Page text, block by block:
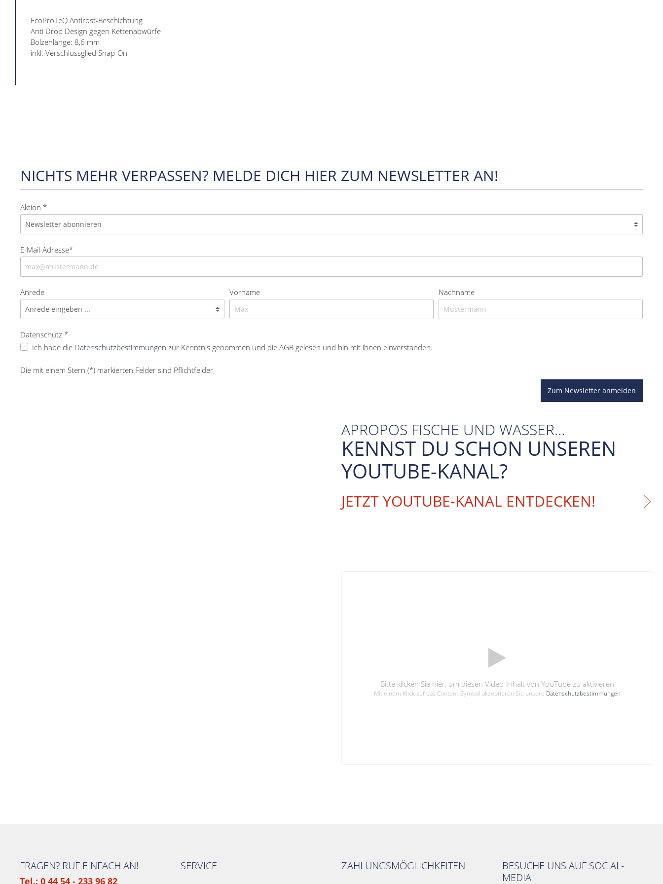
EcoProTeQ Antirost-Beschichtung
Anti Drop Design gegen Kettenabwürfe
Bolzenlänge: 8,6 mm
inkl. Verschlussglied Snap-On
NICHTS MEHR VERPASSEN? MELDE DICH HIER ZUM NEWSLETTER AN!
Aktion *
E-Mail-Adresse*
Anrede Vorname Nachname
Datenschutz *
Ich habe die Datenschutzbestimmungen zur Kenntnis genommen und die AGB gelesen und bin mit ihnen einverstanden.
Die mit einem Stern (*) markierten Felder sind Pflichtfelder.
Zum Newsletter anmelden
APROPOS FISCHE UND WASSER…
KENNST DU SCHON UNSEREN
YOUTUBE-KANAL?
JETZT YOUTUBE-KANAL ENTDECKEN!
Bitte klicken Sie hier, um diesen Video-Inhalt von YouTube zu aktivieren
Mit einem Klick auf das Content-Symbol akzeptieren Sie unsere Datenschutzbestimmungen
FRAGEN? RUF EINFACH AN!
Tel.: 0 44 54 - 233 96 82
SERVICE ZAHLUNGSMÖGLICHKEITEN
BESUCHE UNS AUF SOCIAL-
MEDIA